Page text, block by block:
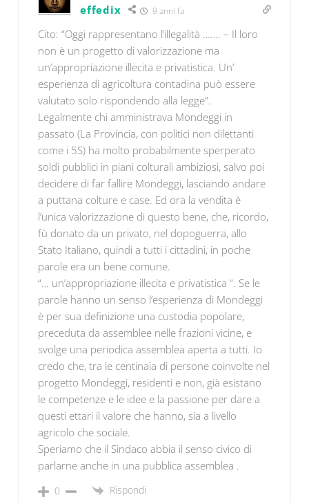
effedix 9 anni fa
Cito: “Oggi rappresentano l’illegalità ……. – Il loro
non è un progetto di valorizzazione ma
un’appropriazione illecita e privatistica. Un’
esperienza di agricoltura contadina può essere
valutato solo rispondendo alla legge”.
Legalmente chi amministrava Mondeggi in
passato (La Provincia, con politici non dilettanti
come i 5S) ha molto probabilmente sperperato
soldi pubblici in piani colturali ambiziosi, salvo poi
decidere di far fallire Mondeggi, lasciando andare
a puttana colture e case. Ed ora la vendita è
l’unica valorizzazione di questo bene, che, ricordo,
fù donato da un privato, nel dopoguerra, allo
Stato Italiano, quindi a tutti i cittadini, in poche
parole era un bene comune.
“… un’appropriazione illecita e privatistica “. Se le
parole hanno un senso l’esperienza di Mondeggi
è per sua definizione una custodia popolare,
preceduta da assemblee nelle frazioni vicine, e
svolge una periodica assemblea aperta a tutti. Io
credo che, tra le centinaia di persone coinvolte nel
progetto Mondeggi, residenti e non, già esistano
le competenze e le idee e la passione per dare a
questi ettari il valore che hanno, sia a livello
agricolo che sociale.
Speriamo che il Sindaco abbia il senso civico di
parlarne anche in una pubblica assemblea .
0 Rispondi